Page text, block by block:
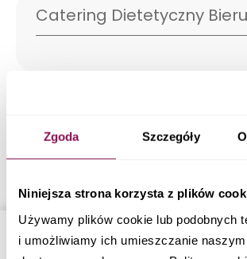
Zgoda Szczegóły
Niniejsza strona korzysta z plików
Używamy plików cookie lub podobnych
i umożliwiamy ich umieszczanie
Catering Dietetyczny
Catering Dietetyczny
Zdrój